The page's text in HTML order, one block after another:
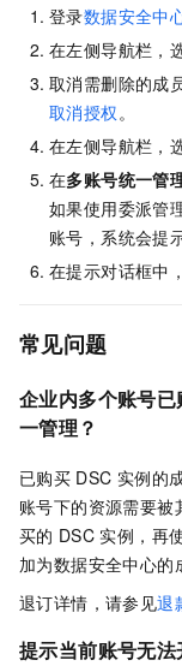
登录数据安全中
在左侧导航栏，
取消需删除的成
取消授权 。
在左侧导航栏，
在多账号统一管
如果使用委派管
账号，系统会提
在提示对话框中
常见问题
企业内多个账号已
一管理？
已购买 DSC 实例的
账号下的资源需要
买的 DSC 实例，再
加为数据安全中心的
退订详情，请参见退
提示当前账号无